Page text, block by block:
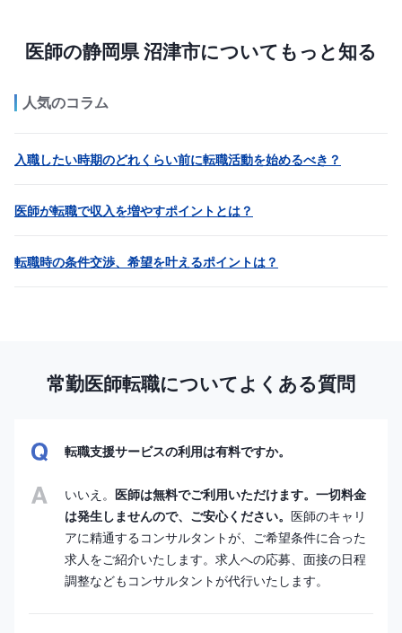
医師の静岡県 沼津市についてもっと知る
人気のコラム
入職したい時期のどれくらい前に転職活動を始めるべき？
医師が転職で収入を増やすポイントとは？
転職時の条件交渉、希望を叶えるポイントは？
常勤医師転職についてよくある質問
転職支援サービスの利用は有料ですか。
いいえ。 医師は無料でご利用いただけます。一切料金
は発生しませんので、ご安心ください。 医師のキャリ
アに精通するコンサルタントが、ご希望条件に合った
求人をご紹介いたします。求人への応募、面接の日程
調整などもコンサルタントが代行いたします。